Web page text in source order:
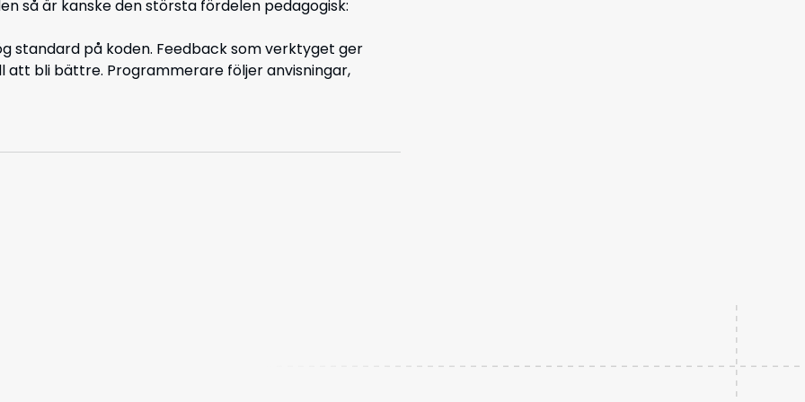
så är kanske den största fördelen pedagogisk:
standard på koden. Feedback som verktyget ger
bli bättre. Programmerare följer anvisningar,